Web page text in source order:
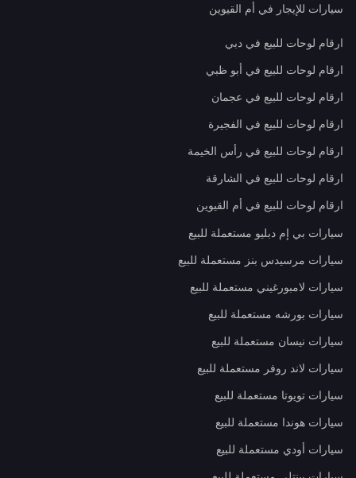
سيارات للإيجار في أم القيوين
ارقام لوحات للبيع في دبي
ارقام لوحات للبيع في أبو ظبي
ارقام لوحات للبيع في عجمان
ارقام لوحات للبيع في الفجيرة
ارقام لوحات للبيع في رأس الخيمة
ارقام لوحات للبيع في الشارقة
ارقام لوحات للبيع في أم القيوين
سيارات بي إم دبليو مستعملة للبيع
سيارات مرسيدس بنز مستعملة للبيع
سيارات لامبورغيني مستعملة للبيع
سيارات بورشه مستعملة للبيع
سيارات نيسان مستعملة للبيع
سيارات لاند روفر مستعملة للبيع
سيارات تويوتا مستعملة للبيع
سيارات هوندا مستعملة للبيع
سيارات أودي مستعملة للبيع